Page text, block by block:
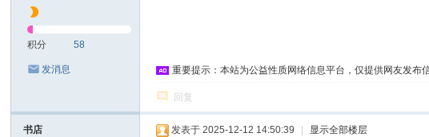
积分 58
发消息 重要提示：本站为公益性质网络信息平台，仅提供网友发布
回复
书店 发表于 2025-12-12 14:50:39 显示全部楼层